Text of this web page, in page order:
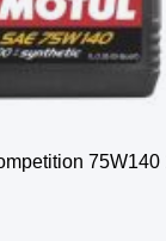
75W140